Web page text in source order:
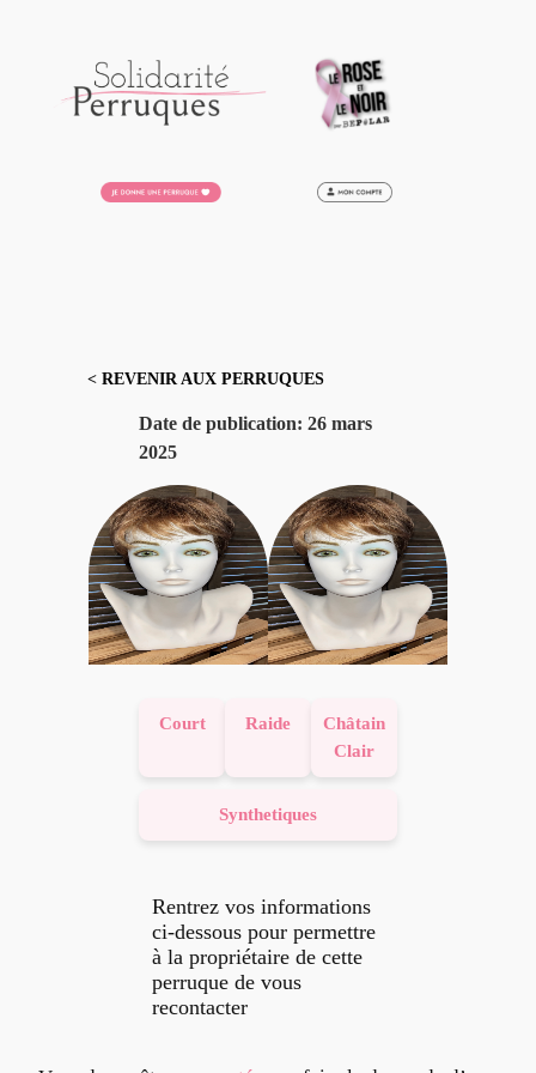
contenu
< REVENIR AUX PERRUQUES
Date de publication: 26 mars
2025
Court Raide
Châtain
Clair
Synthetiques
Rentrez vos informations
ci-dessous pour permettre
à la propriétaire de cette
perruque de vous
recontacter